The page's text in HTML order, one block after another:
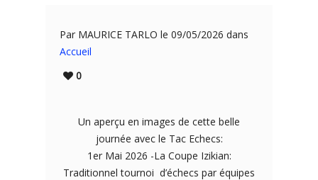
Par MAURICE TARLO le 09/05/2026 dans
Accueil
0
Un aperçu en images de cette belle
journée avec le Tac Echecs:
1er Mai 2026 -La Coupe Izikian:
Traditionnel tournoi d’échecs par équipes